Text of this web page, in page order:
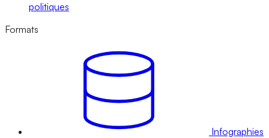
politiques
Formats
Infographies